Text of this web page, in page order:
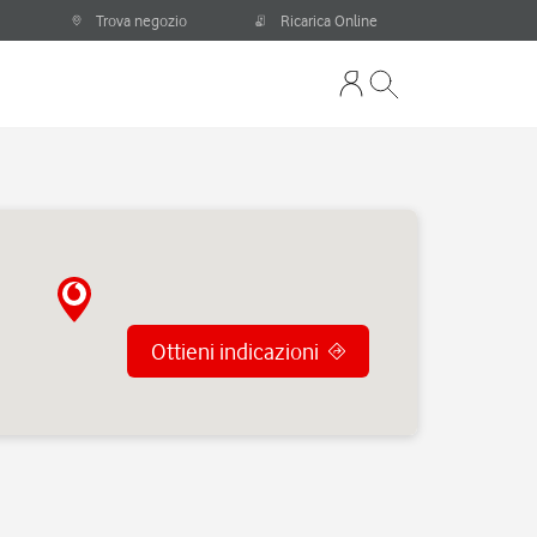
Trova negozio Ricarica Online
Ottieni indicazioni